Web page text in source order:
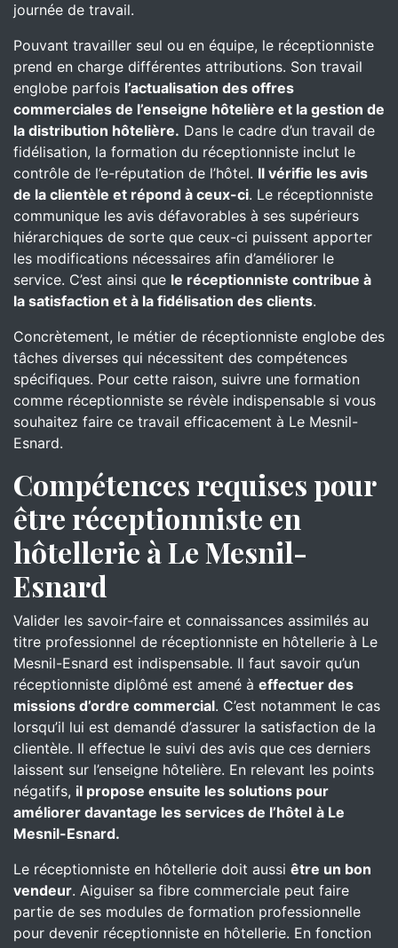
journée de travail.
Pouvant travailler seul ou en équipe, le réceptionniste
prend en charge différentes attributions. Son travail
englobe parfois l’actualisation des offres
commerciales de l’enseigne hôtelière et la gestion de
la distribution hôtelière. Dans le cadre d’un travail de
fidélisation, la formation du réceptionniste inclut le
contrôle de l’e-réputation de l’hôtel. Il vérifie les avis
de la clientèle et répond à ceux-ci. Le réceptionniste
communique les avis défavorables à ses supérieurs
hiérarchiques de sorte que ceux-ci puissent apporter
les modifications nécessaires afin d’améliorer le
service. C’est ainsi que le réceptionniste contribue à
la satisfaction et à la fidélisation des clients.
Concrètement, le métier de réceptionniste englobe des
tâches diverses qui nécessitent des compétences
spécifiques. Pour cette raison, suivre une formation
comme réceptionniste se révèle indispensable si vous
souhaitez faire ce travail efficacement à Le Mesnil-
Esnard.
Compétences requises pour
être réceptionniste en
hôtellerie à Le Mesnil-
Esnard
Valider les savoir-faire et connaissances assimilés au
titre professionnel de réceptionniste en hôtellerie à Le
Mesnil-Esnard est indispensable. Il faut savoir qu’un
réceptionniste diplômé est amené à effectuer des
missions d’ordre commercial. C’est notamment le cas
lorsqu’il lui est demandé d’assurer la satisfaction de la
clientèle. Il effectue le suivi des avis que ces derniers
laissent sur l’enseigne hôtelière. En relevant les points
négatifs, il propose ensuite les solutions pour
améliorer davantage les services de l’hôtel à Le
Mesnil-Esnard.
Le réceptionniste en hôtellerie doit aussi être un bon
vendeur. Aiguiser sa fibre commerciale peut faire
partie de ses modules de formation professionnelle
pour devenir réceptionniste en hôtellerie. En fonction